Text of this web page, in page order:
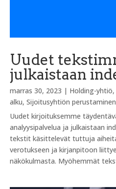
Uudet
julkaistaan
marras 30, 2023 | Holding-yhtiö,
alku, Sijoitusyhtiön perustaminen
Uudet kirjoituksemme
analyysipalvelua ja julkaistaan
tekstit käsittelevät tuttuja
verotukseen ja kirjanpitoon
näkökulmasta. Myöhemmät